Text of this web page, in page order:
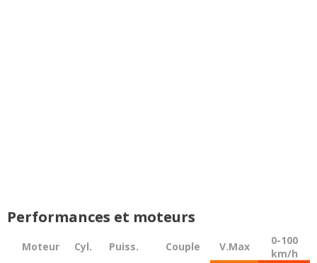
Performances et moteurs
Moteur Cyl. Puiss. Couple V.Max
0-100
km/h